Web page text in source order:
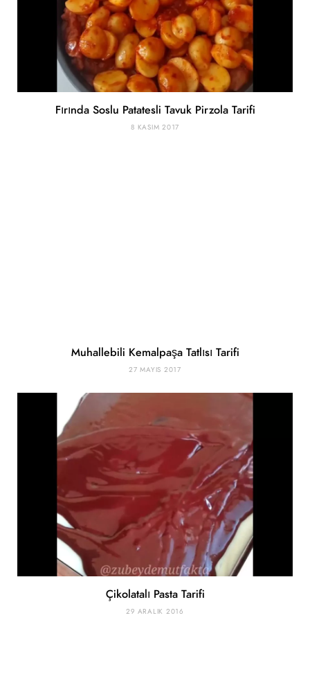
Fırında Soslu Patatesli Tavuk Pirzola Tarifi
8 KASIM 2017
Muhallebili Kemalpaşa Tatlısı Tarifi
27 MAYIS 2017
Çikolatalı Pasta Tarifi
29 ARALIK 2016